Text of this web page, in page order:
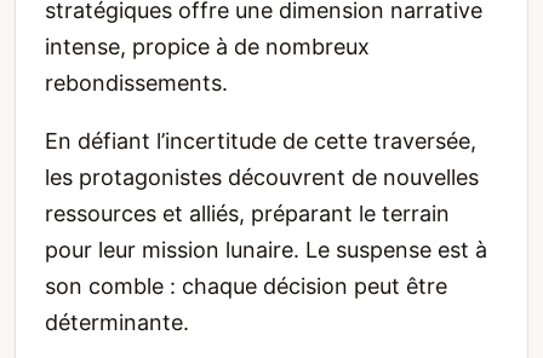
stratégiques offre une dimension narrative
intense, propice à de nombreux
rebondissements.
En défiant l’incertitude de cette traversée,
les protagonistes découvrent de nouvelles
ressources et alliés, préparant le terrain
pour leur mission lunaire. Le suspense est à
son comble : chaque décision peut être
déterminante.